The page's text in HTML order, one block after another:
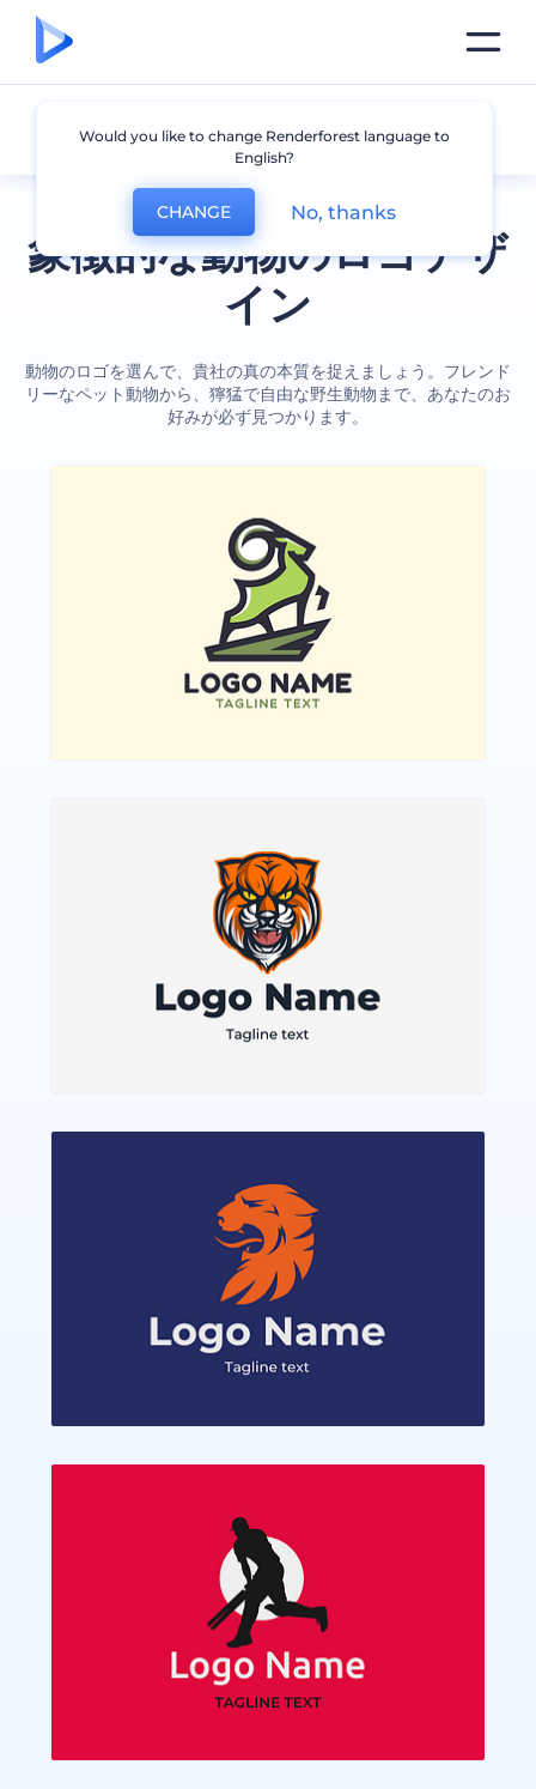
象徴的な動物のロゴデザ
イン
動物のロゴを選んで、貴社の真の本質を捉えましょう。フレンド
リーなペット動物から、獰猛で自由な野生動物まで、あなたのお
好みが必ず見つかります。
動物
Would you like to change Renderforest language to
English?
CHANGE No, thanks